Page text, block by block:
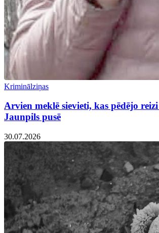
Kriminālziņas
Arvien meklē sievieti, kas pēdējo
Jaunpils pusē
30.07.2026